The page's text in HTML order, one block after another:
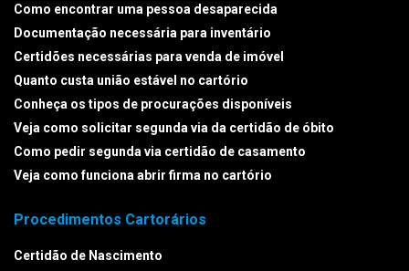
Como encontrar uma pessoa desaparecida
Documentação necessária para inventário
Certidões necessárias para venda de imóvel
Quanto custa união estável no cartório
Conheça os tipos de procurações disponíveis
Veja como solicitar segunda via da certidão de óbito
Como pedir segunda via certidão de casamento
Veja como funciona abrir firma no cartório
Procedimentos Cartorários
Certidão de Nascimento